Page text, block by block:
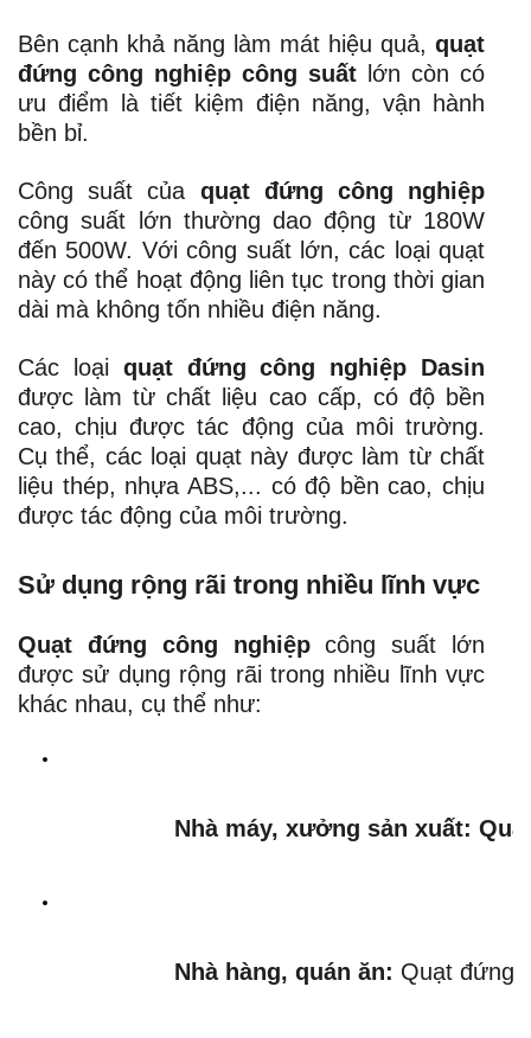
Bên cạnh khả năng làm mát hiệu quả, quạt
đứng công nghiệp công suất lớn còn có
ưu điểm là tiết kiệm điện năng, vận hành
bền bỉ.
Công suất của quạt đứng công nghiệp
công suất lớn thường dao động từ 180W
đến 500W. Với công suất lớn, các loại quạt
này có thể hoạt động liên tục trong thời gian
dài mà không tốn nhiều điện năng.
Các loại quạt đứng công nghiệp Dasin
được làm từ chất liệu cao cấp, có độ bền
cao, chịu được tác động của môi trường.
Cụ thể, các loại quạt này được làm từ chất
liệu thép, nhựa ABS,... có độ bền cao, chịu
được tác động của môi trường.
Sử dụng rộng rãi trong nhiều lĩnh vực
Quạt đứng công nghiệpcông suất lớn
được sử dụng rộng rãi trong nhiều lĩnh vực
khác nhau, cụ thể như:
Nhà máy, xưởng sản xuất:
Nhà hàng, quán ăn: Quạt đứng